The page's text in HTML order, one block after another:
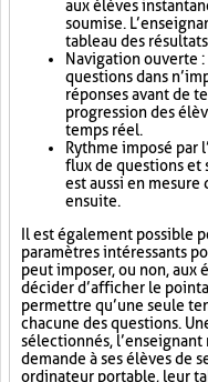
aux élèves
soumise.
tableau des
Navigation ouverte
questions dans
réponses avant de
progression des
temps réel.
Rythme imposé par
flux de questions et
est aussi en mesure
ensuite.
Il est également possible
paramètres intéressants
peut imposer, ou non, aux
décider d’afficher le
permettre qu’une seule
chacune des questions.
sélectionnés,
demande à ses élèves de
ordinateur portable, leur